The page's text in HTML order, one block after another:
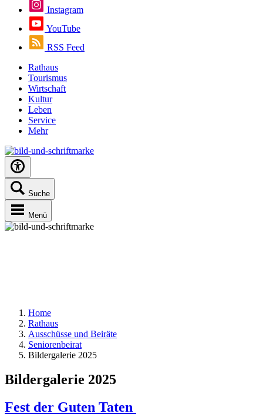
Instagram
YouTube
RSS Feed
Rathaus
Tourismus
Wirtschaft
Kultur
Leben
Service
Mehr
Suche
Menü
Home
Rathaus
Ausschüsse und Beiräte
Seniorenbeirat
Bildergalerie 2025
Bildergalerie 2025
Fest der Guten Taten